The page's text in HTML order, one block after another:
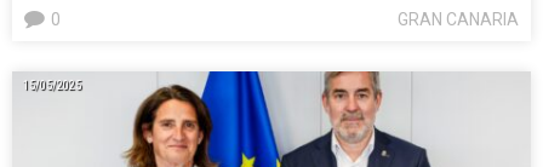
GRAN CANARIA
0
15/05/2025